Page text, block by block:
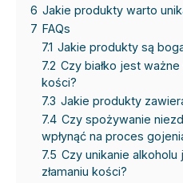
6 Jakie produkty warto
7 FAQs
7.1 Jakie produkty są
7.2 Czy białko jest
kości?
7.3 Jakie produkty
7.4 Czy spożywanie
wpłynąć na proces
7.5 Czy unikanie
złamaniu kości?